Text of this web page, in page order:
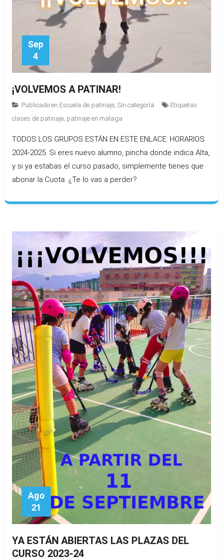
Sep
4
¡VOLVEMOS A PATINAR!
Publicado en Escuela de patinaje, Sin categoría
Etiquetas
clases de patinaje, patinaje en malaga
TODOS LOS GRUPOS ESTÁN EN ESTE ENLACE: HORARIOS
2024-2025. Si eres nuevo alumno, pincha donde indica Alta,
y si ya estabas el curso pasado, simplemente tienes que
abonar la Cuota. ¿Te lo vas a perder?
Ago
21
YA ESTÁN ABIERTAS LAS PLAZAS DEL
CURSO 2023-24